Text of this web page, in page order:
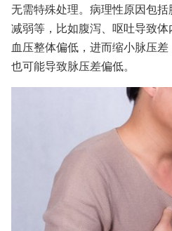
无需特殊处理。病理性原因包
减弱等，比如腹泻、呕吐导致
血压整体偏低，进而缩小脉压差
也可能导致脉压差偏低。